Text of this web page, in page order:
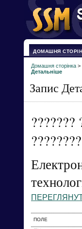
ДОМАШНЯ
Домашня сторінка >
Детальніше
Запис
???????
ПОЛЕ